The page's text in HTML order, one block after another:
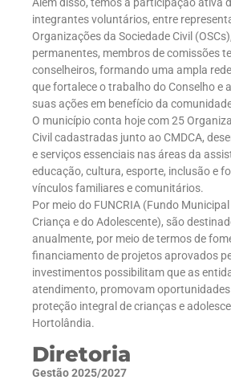
Além disso, temos a participação ativa
integrantes voluntários, entre
Organizações da Sociedade Civil
permanentes, membros de comissões
conselheiros, formando uma ampla
que fortalece o trabalho do Conselho e
suas ações em benefício da
O município conta hoje com 25
Civil cadastradas junto ao CMDCA,
e serviços essenciais nas áreas da
educação, cultura, esporte, inclusão e
vínculos familiares e comunitários.
Por meio do FUNCRIA (Fundo
Criança e do Adolescente), são
anualmente, por meio de termos de
financiamento de projetos aprovados
investimentos possibilitam que as
atendimento, promovam
proteção integral de crianças e
Hortolândia.
Diretoria
Gestão 2025/2027